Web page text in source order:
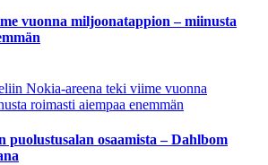
vuonna miljoonatappion – miinusta
Nokia-areena teki viime vuonna
roimasti aiempaa enemmän
puolustusalan osaamista – Dahlbom